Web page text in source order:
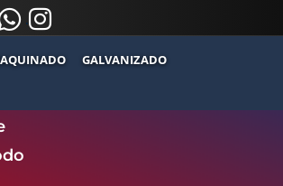
.
GALVANIZADO
de